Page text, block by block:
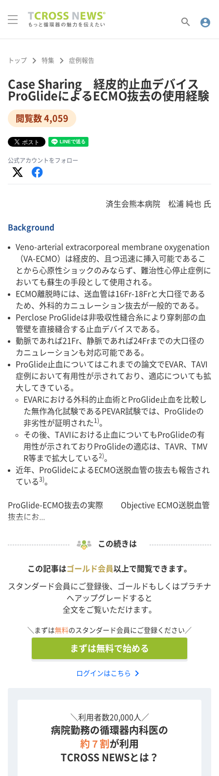
search account_circle
トップ keyboard_arrow_right 特集 keyboard_arrow_right 症例報告
Case Sharing 経皮的止血デバイス
ProGlideによるECMO抜去の使用経験
閲覧数 4,059
公式アカウントをフォロー
済生会熊本病院 松浦 純也 氏
Background
Veno-arterial extracorporeal membrane oxygenation
（VA-ECMO）は経皮的、且つ迅速に挿入可能であるこ
とから心原性ショックのみならず、難治性心停止症例に
おいても蘇生の手段として使用される。
ECMO離脱時には、送血管は16Fr-18Frと大口径である
ため、外科的カニュレーション抜去が一般的である。
Perclose ProGlideは非吸収性縫合糸により穿刺部の血
管壁を直接縫合する止血デバイスである。
動脈であれば21Fr、静脈であれば24Frまでの大口径の
カニュレーションも対応可能である。
ProGlide止血についてはこれまでの論文でEVAR、TAVI
症例において有用性が示されており、適応についても拡
大してきている。
EVARにおける外科的止血術とProGlide止血を比較し
た無作為化試験であるPEVAR試験では、ProGlideの
非劣性が証明された1)。
その後、TAVIにおける止血についてもProGlideの有
用性が示されておりProGlideの適応は、TAVR、TMV
R等まで拡大している2)。
近年、ProGlideによるECMO送脱血管の抜去も報告され
ている3)。
ProGlide-ECMO抜去の実際 Objective ECMO送脱血管
抜去にお...
この続きは
この記事はゴールド会員以上で閲覧できます。
スタンダード会員にご登録後、ゴールドもしくはプラチナ
へアップグレードすると
全文をご覧いただけます。
＼まずは無料のスタンダード会員にご登録ください／
まずは無料で始める
ログインはこちら chevron_right
＼利用者数20,000人／
病院勤務の循環器内科医の
約７割 が利用
TCROSS NEWSとは？